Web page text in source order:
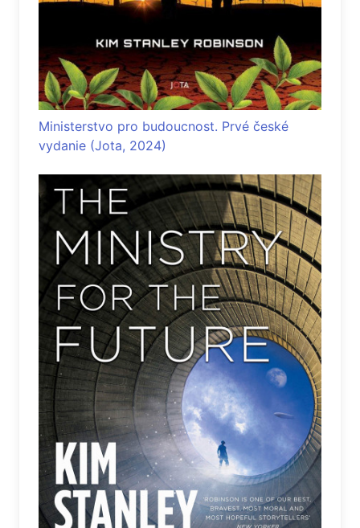
Ministerstvo pro budoucnost. Prvé české
vydanie (Jota, 2024)